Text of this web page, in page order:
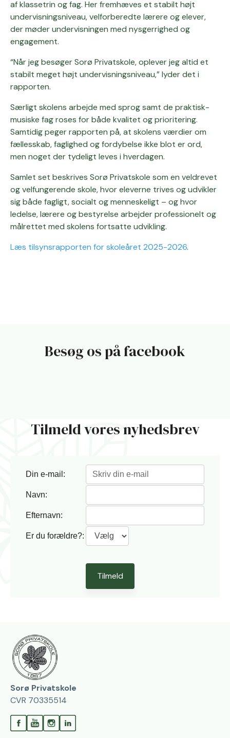
af klassetrin og fag. Her fremhæves et stabilt højt
undervisningsniveau, velforberedte lærere og elever,
der møder undervisningen med nysgerrighed og
engagement.
“Når jeg besøger Sorø Privatskole, oplever jeg altid et
stabilt meget højt undervisningsniveau,” lyder det i
rapporten.
Særligt skolens arbejde med sprog samt de praktisk-
musiske fag roses for både kvalitet og prioritering.
Samtidig peger rapporten på, at skolens værdier om
fællesskab, faglighed og fordybelse ikke blot er ord,
men noget der tydeligt leves i hverdagen.
Samlet set beskrives Sorø Privatskole som en veldrevet
og velfungerende skole, hvor eleverne trives og udvikler
sig både fagligt, socialt og menneskeligt – og hvor
ledelse, lærere og bestyrelse arbejder professionelt og
målrettet med skolens fortsatte udvikling.
Læs tilsynsrapporten for skoleåret 2025-2026.
Besøg os på facebook
Tilmeld vores nyhedsbrev
Din e-mail:
Navn:
Efternavn:
Er du forældre?:
Sorø Privatskole
CVR 70335514